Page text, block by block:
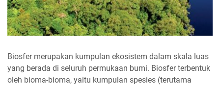
Biosfer merupakan kumpulan ekosistem dalam skala luas
yang berada di seluruh permukaan bumi. Biosfer terbentuk
oleh bioma-bioma, yaitu kumpulan spesies (terutama